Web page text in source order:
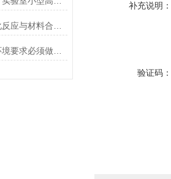
安装小型反应釜时、环境要求必须做到位
补充说明：
验证码：